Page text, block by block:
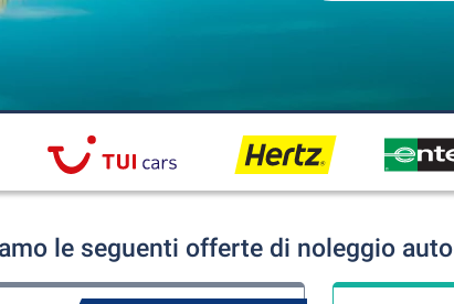
le seguenti offerte di noleggio auto